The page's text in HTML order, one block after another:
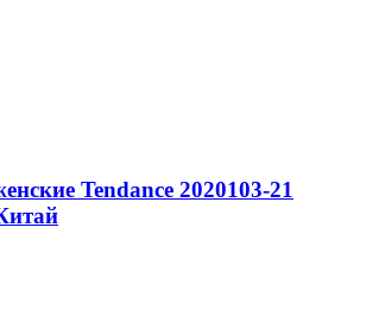
Tendance 2020103-21